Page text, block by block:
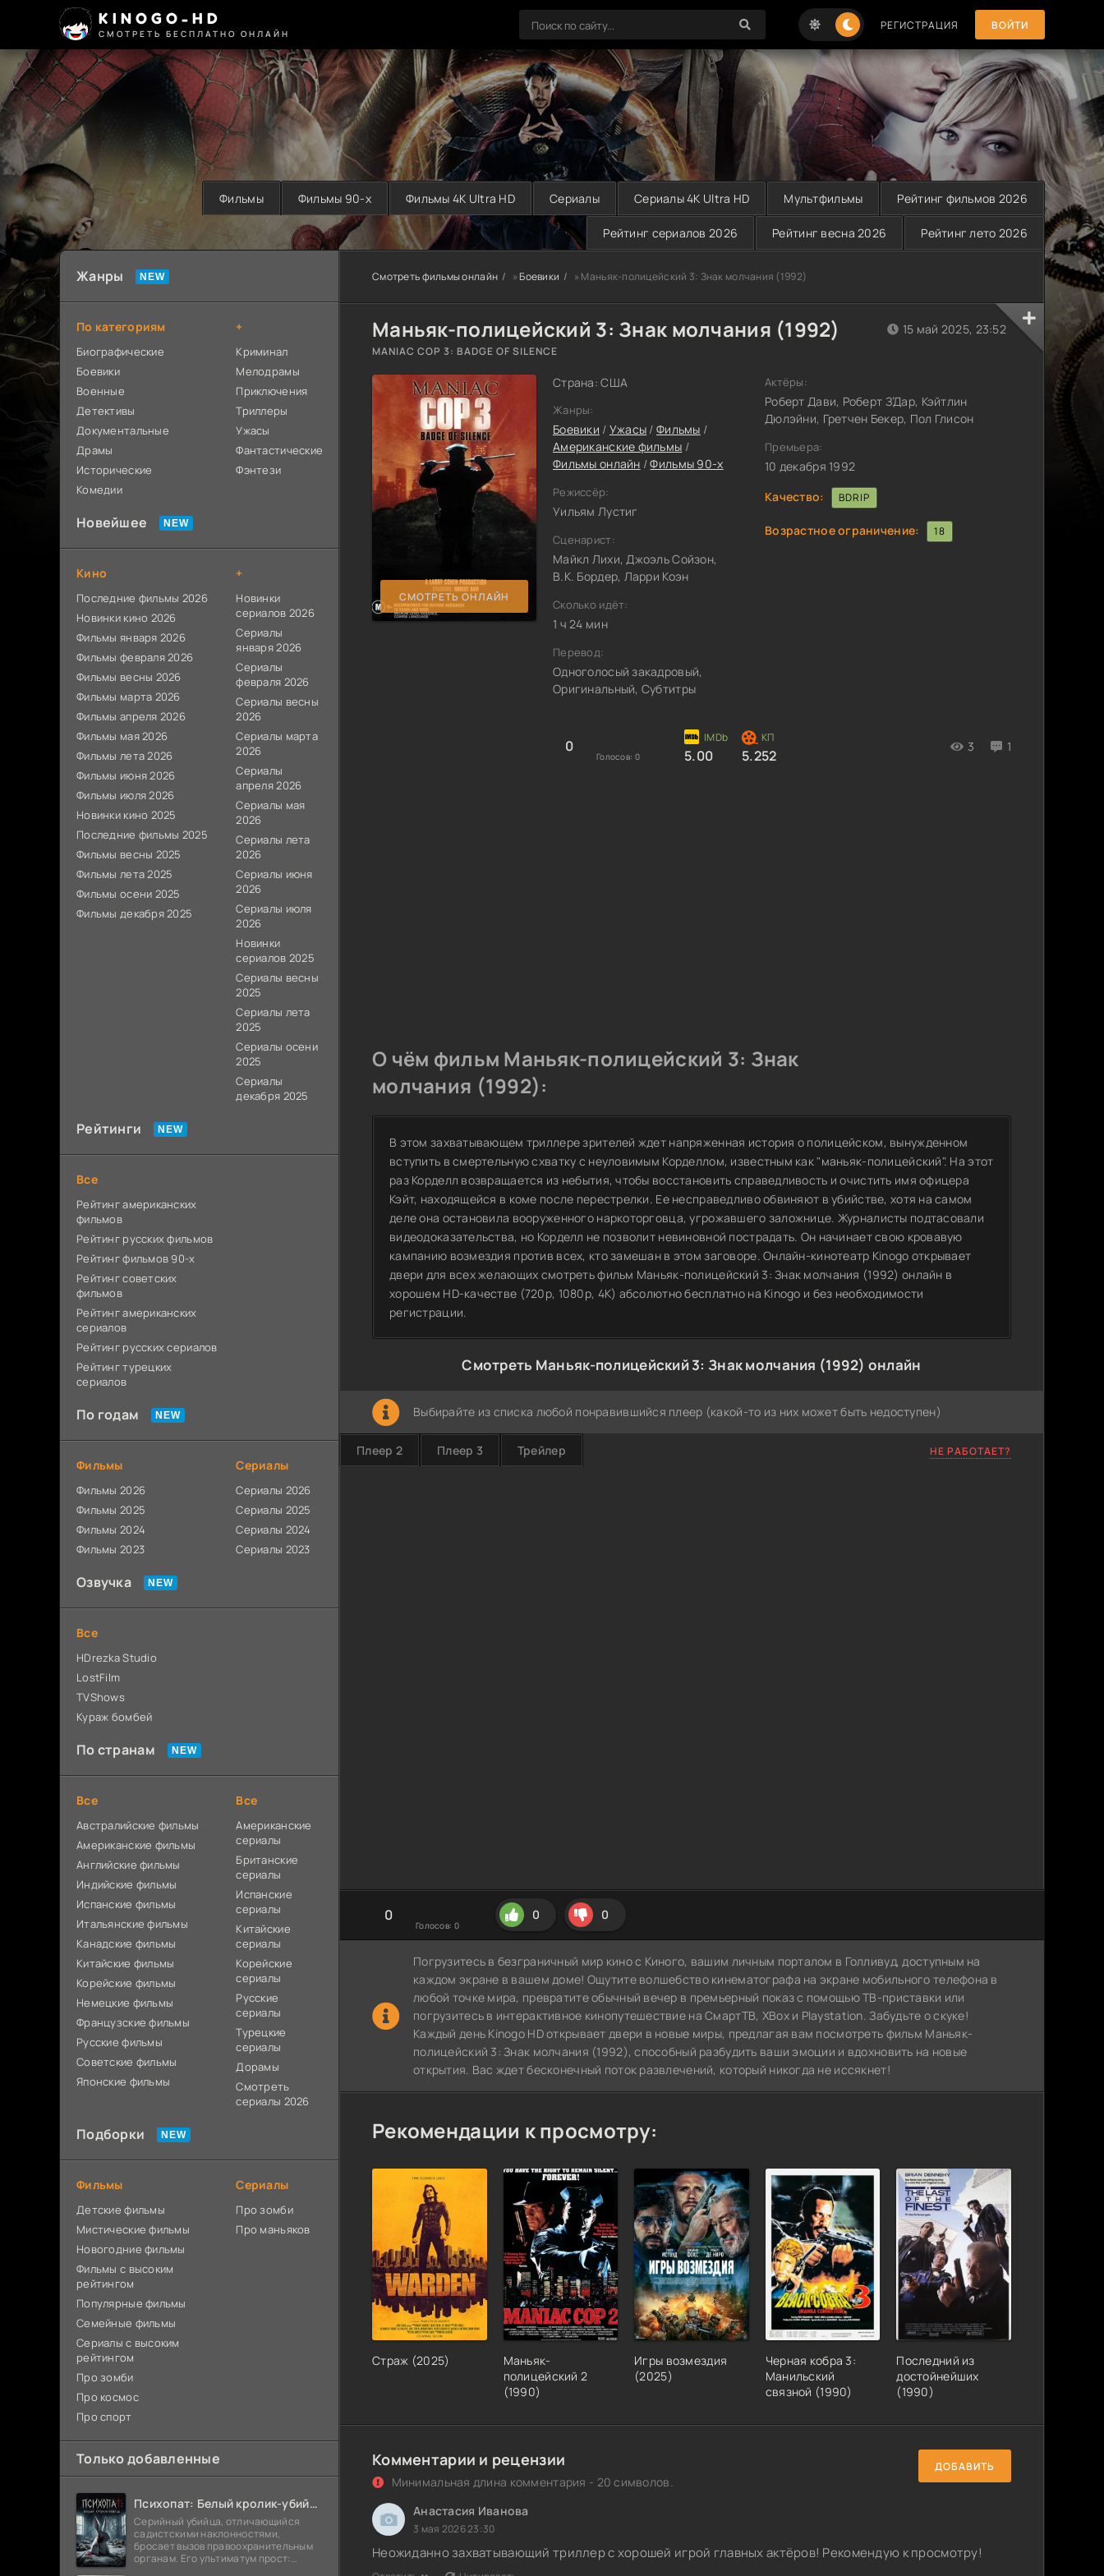
KINOGO-HD
СМОТРЕТЬ БЕСПЛАТНО ОНЛАЙН
РЕГИСТРАЦИЯ ВОЙТИ
Фильмы Фильмы 90-х Фильмы 4K Ultra HD Сериалы Сериалы 4K Ultra HD Мультфильмы Рейтинг фильмов 2026
Рейтинг сериалов 2026 Рейтинг весна 2026 Рейтинг лето 2026
Смотреть фильмы онлайн »Боевики » Маньяк-полицейский 3: Знак молчания (1992)
Маньяк-полицейский 3: Знак молчания (1992)
MANIAC COP 3: BADGE OF SILENCE
СМОТРЕТЬ ОНЛАЙН
Страна: США
Жанры:
Боевики / Ужасы /Фильмы /
Американские фильмы /
Фильмы онлайн /Фильмы 90-х
Режиссёр:
Уильям Лустиг
Сценарист:
Майкл Лихи, Джоэль Сойзон,
В.К. Бордер, Ларри Коэн
Сколько идёт:
1 ч 24 мин
Перевод:
Одноголосый закадровый,
Оригинальный, Субтитры
0
Голосов: 0 5.00 5.252
3 1
15 май 2025, 23:52
Актёры:
Роберт Дави, Роберт З’Дар, Кэйтлин
Дюлэйни, Гретчен Бекер, Пол Глисон
Премьера:
10 декабря 1992
Качество:
BDRIP
Возрастное ограничение: 18
О чём фильм Маньяк-полицейский 3: Знак
молчания (1992):
В этом захватывающем триллере зрителей ждет напряженная история о полицейском, вынужденном
вступить в смертельную схватку с неуловимым Корделлом, известным как "маньяк-полицейский". На этот
раз Корделл возвращается из небытия, чтобы восстановить справедливость и очистить имя офицера
Кэйт, находящейся в коме после перестрелки. Ее несправедливо обвиняют в убийстве, хотя на самом
деле она остановила вооруженного наркоторговца, угрожавшего заложнице. Журналисты подтасовали
видеодоказательства, но Корделл не позволит невиновной пострадать. Он начинает свою кровавую
кампанию возмездия против всех, кто замешан в этом заговоре. Онлайн-кинотеатр Kinogo открывает
двери для всех желающих смотреть фильм Маньяк-полицейский 3: Знак молчания (1992) онлайн в
хорошем HD-качестве (720p, 1080p, 4K) абсолютно бесплатно на Kinogo и без необходимости
регистрации.
Смотреть Маньяк-полицейский 3: Знак молчания (1992) онлайн
Выбирайте из списка любой понравившийся плеер (какой-то из них может быть недоступен)
Плеер 2 Плеер 3 Трейлер НЕ РАБОТАЕТ?
0
Голосов: 0
0 0
Погрузитесь в безграничный мир кино с Киного, вашим личным порталом в Голливуд, доступным на
каждом экране в вашем доме! Ощутите волшебство кинематографа на экране мобильного телефона в
любой точке мира, превратите обычный вечер в премьерный показ с помощью ТВ-приставки или
погрузитесь в интерактивное кинопутешествие на СмартТВ, XBox и Playstation. Забудьте о скуке!
Каждый день Kinogo HD открывает двери в новые миры, предлагая вам посмотреть фильм Маньяк-
полицейский 3: Знак молчания (1992), способный разбудить ваши эмоции и вдохновить на новые
открытия. Вас ждет бесконечный поток развлечений, который никогда не иссякнет!
Рекомендации к просмотру:
Страж (2025)
Маньяк-
полицейский 2
(1990)
Игры возмездия
(2025)
Черная кобра 3:
Манильский
связной (1990)
Последний из
достойнейших
(1990)
Комментарии и рецензии
Минимальная длина комментария - 20 символов.
ДОБАВИТЬ
Анастасия Иванова
3 мая 2026 23:30
Неожиданно захватывающий триллер с хорошей игрой главных актёров! Рекомендую к просмотру!
Жанры
По категориям
Биографические
Боевики
Военные
Детективы
Документальные
Драмы
Исторические
Комедии
+
Криминал
Мелодрамы
Приключения
Триллеры
Ужасы
Фантастические
Фэнтези
Новейшее
Кино
Последние фильмы 2026
Новинки кино 2026
Фильмы января 2026
Фильмы февраля 2026
Фильмы весны 2026
Фильмы марта 2026
Фильмы апреля 2026
Фильмы мая 2026
Фильмы лета 2026
Фильмы июня 2026
Фильмы июля 2026
Новинки кино 2025
Последние фильмы 2025
Фильмы весны 2025
Фильмы лета 2025
Фильмы осени 2025
Фильмы декабря 2025
+
Новинки
сериалов 2026
Сериалы
января 2026
Сериалы
февраля 2026
Сериалы весны
2026
Сериалы марта
2026
Сериалы
апреля 2026
Сериалы мая
2026
Сериалы лета
2026
Сериалы июня
2026
Сериалы июля
2026
Новинки
сериалов 2025
Сериалы весны
2025
Сериалы лета
2025
Сериалы осени
2025
Сериалы
декабря 2025
Рейтинги
Все
Рейтинг американских
фильмов
Рейтинг русских фильмов
Рейтинг фильмов 90-х
Рейтинг советских
фильмов
Рейтинг американских
сериалов
Рейтинг русских сериалов
Рейтинг турецких
сериалов
По годам
Фильмы
Фильмы 2026
Фильмы 2025
Фильмы 2024
Фильмы 2023
Сериалы
Сериалы 2026
Сериалы 2025
Сериалы 2024
Сериалы 2023
Озвучка
Все
HDrezka Studio
LostFilm
TVShows
Кураж бомбей
По странам
Все
Австралийские фильмы
Американские фильмы
Английские фильмы
Индийские фильмы
Испанские фильмы
Итальянские фильмы
Канадские фильмы
Китайские фильмы
Корейские фильмы
Немецкие фильмы
Французские фильмы
Русские фильмы
Советские фильмы
Японские фильмы
Все
Американские
сериалы
Британские
сериалы
Испанские
сериалы
Китайские
сериалы
Корейские
сериалы
Русские
сериалы
Турецкие
сериалы
Дорамы
Смотреть
сериалы 2026
Подборки
Фильмы
Детские фильмы
Мистические фильмы
Новогодние фильмы
Фильмы с высоким
рейтингом
Популярные фильмы
Семейные фильмы
Сериалы с высоким
рейтингом
Про зомби
Про космос
Про спорт
Сериалы
Про зомби
Про маньяков
Только добавленные
Психопат: Белый кролик-убийца (2026)
Серийный убийца, отличающийся
садистскими наклонностями,
бросает вызов правоохранительным
органам. Его ультиматум прост: